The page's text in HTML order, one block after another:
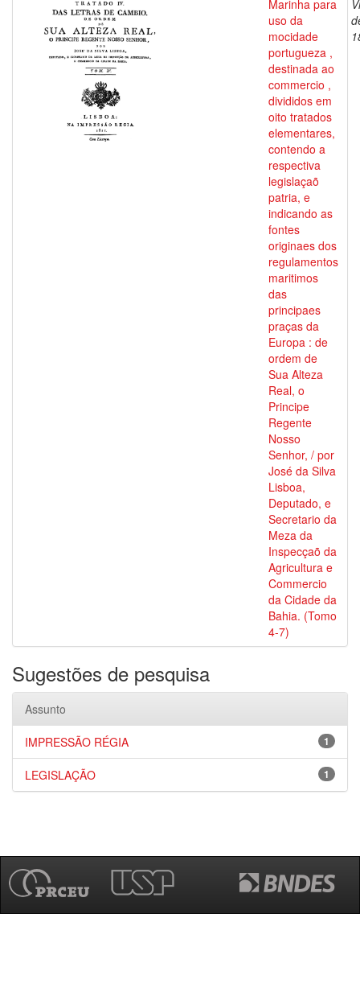
Marinha para
uso da
mocidade
portugueza ,
destinada ao
commercio ,
divididos em
oito tratados
elementares,
contendo a
respectiva
legislaçaõ
patria, e
indicando as
fontes
originaes dos
regulamentos
maritimos
das
principaes
praças da
Europa : de
ordem de
Sua Alteza
Real, o
Principe
Regente
Nosso
Senhor, / por
José da Silva
Lisboa,
Deputado, e
Secretario da
Meza da
Inspecçaõ da
Agricultura e
Commercio
da Cidade da
Bahia. (Tomo
4-7)
Sugestões de pesquisa
Assunto
1
IMPRESSÃO RÉGIA
1
LEGISLAÇÃO